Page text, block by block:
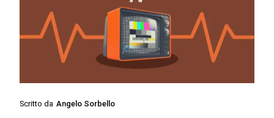
Scritto da Angelo Sorbello